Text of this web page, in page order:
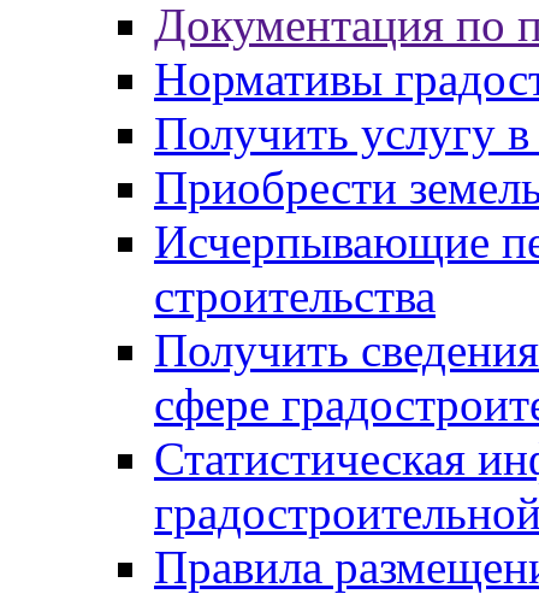
Документация по
Нормативы
Получить услугу в
Приобрести
Исчерпывающие
строительства
Получить
сфере
Статистическая
Правила